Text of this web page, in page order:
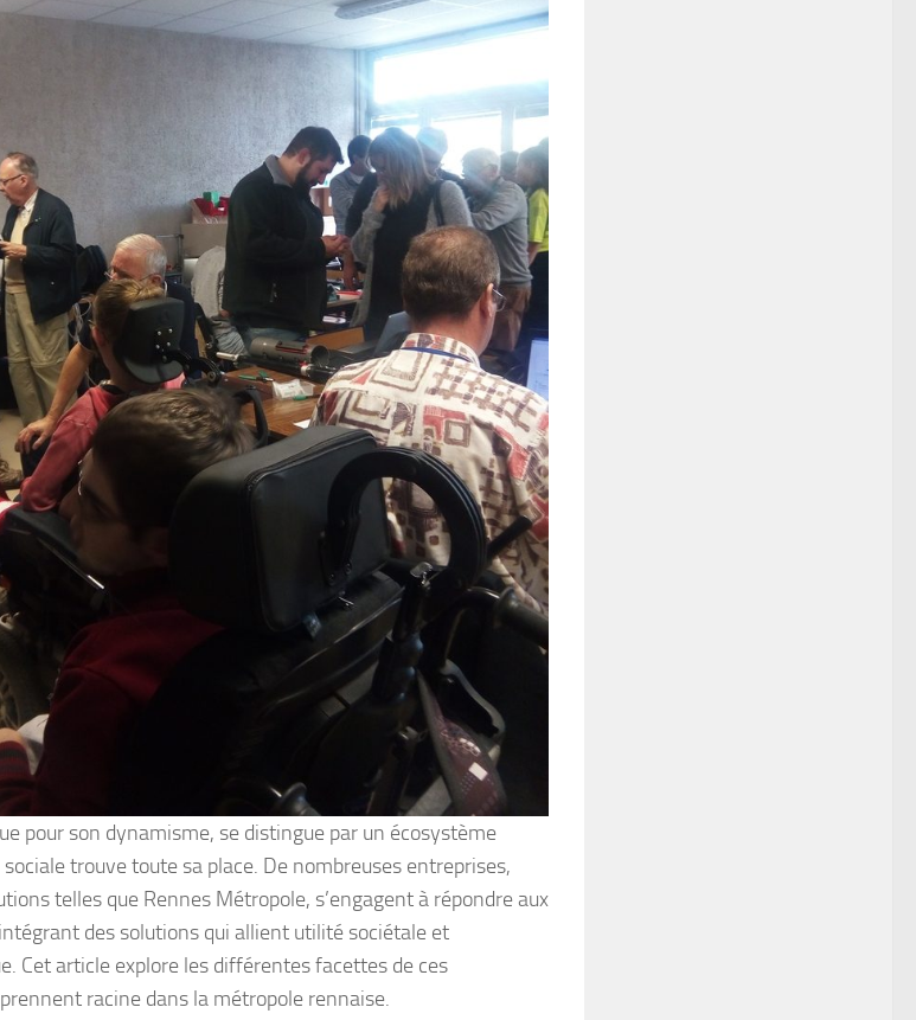
pour son dynamisme, se distingue par un écosystème
trouve toute sa place. De nombreuses entreprises,
telles que Rennes Métropole, s’engagent à répondre aux
des solutions qui allient utilité sociétale et
Cet article explore les différentes facettes de ces
racine dans la métropole rennaise.